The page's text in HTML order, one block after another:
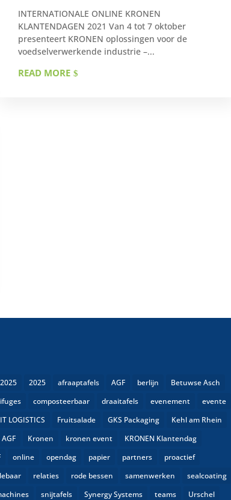
INTERNATIONALE ONLINE KRONEN
KLANTENDAGEN 2021 Van 4 tot 7 oktober
presenteert KRONEN oplossingen voor de
voedselverwerkende industrie –...
READ MORE
2025 afraaptafels AGF berlijn
Betuwse Asch
composteerbaar draaitafels evenement
evente
LOGISTICS Fruitsalade GKS Packaging
Kehl am Rhein
Kronen kronen event
KRONEN Klantendag
online opendag papier partners
proactief
relaties rode bessen samenwerken
sealcoating
snijtafels Synergy Systems teams Urschel